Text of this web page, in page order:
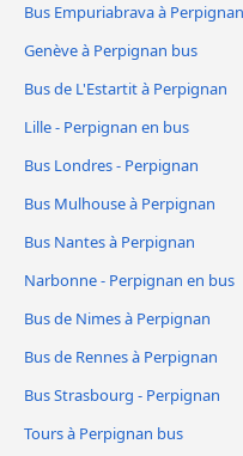
Bus Empuriabrava à Perpignan
Genève à Perpignan bus
Bus de L'Estartit à Perpignan
Lille - Perpignan en bus
Bus Londres - Perpignan
Bus Mulhouse à Perpignan
Bus Nantes à Perpignan
Narbonne - Perpignan en bus
Bus de Nimes à Perpignan
Bus de Rennes à Perpignan
Bus Strasbourg - Perpignan
Tours à Perpignan bus